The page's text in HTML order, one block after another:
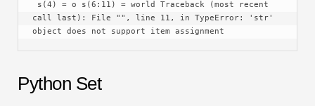
call last): File "", line 11, in TypeError: 'str'
object does not support item assignment
Python Set